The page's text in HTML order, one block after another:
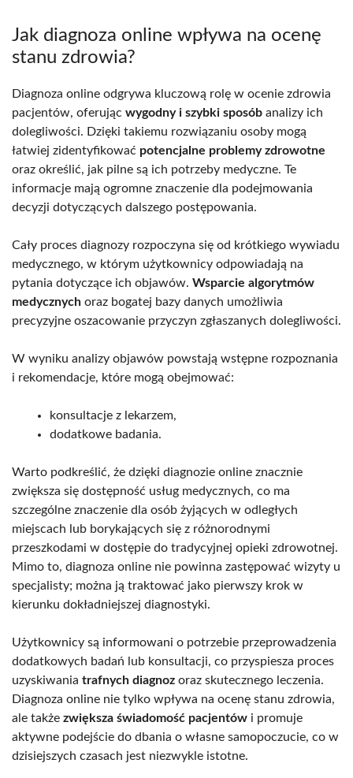
Jak diagnoza online wpływa na ocenę
stanu zdrowia?
Diagnoza online odgrywa kluczową rolę w ocenie zdrowia
pacjentów, oferując wygodny i szybki sposób analizy ich
dolegliwości. Dzięki takiemu rozwiązaniu osoby mogą
łatwiej zidentyfikować potencjalne problemy zdrowotne
oraz określić, jak pilne są ich potrzeby medyczne. Te
informacje mają ogromne znaczenie dla podejmowania
decyzji dotyczących dalszego postępowania.
Cały proces diagnozy rozpoczyna się od krótkiego wywiadu
medycznego, w którym użytkownicy odpowiadają na
pytania dotyczące ich objawów. Wsparcie algorytmów
medycznych oraz bogatej bazy danych umożliwia
precyzyjne oszacowanie przyczyn zgłaszanych dolegliwości.
W wyniku analizy objawów powstają wstępne rozpoznania
i rekomendacje, które mogą obejmować:
konsultacje z lekarzem,
dodatkowe badania.
Warto podkreślić, że dzięki diagnozie online znacznie
zwiększa się dostępność usług medycznych, co ma
szczególne znaczenie dla osób żyjących w odległych
miejscach lub borykających się z różnorodnymi
przeszkodami w dostępie do tradycyjnej opieki zdrowotnej.
Mimo to, diagnoza online nie powinna zastępować wizyty u
specjalisty; można ją traktować jako pierwszy krok w
kierunku dokładniejszej diagnostyki.
Użytkownicy są informowani o potrzebie przeprowadzenia
dodatkowych badań lub konsultacji, co przyspiesza proces
uzyskiwania trafnych diagnoz oraz skutecznego leczenia.
Diagnoza online nie tylko wpływa na ocenę stanu zdrowia,
ale także zwiększa świadomość pacjentów i promuje
aktywne podejście do dbania o własne samopoczucie, co w
dzisiejszych czasach jest niezwykle istotne.